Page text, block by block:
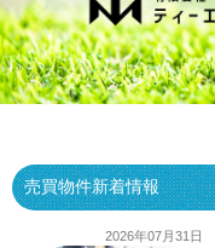
売買物件新着情報
2026年07月31日